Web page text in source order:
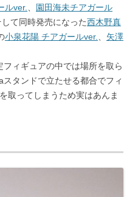
ルver.、
園田海未チアガール
して同時発売になった西木野真
小泉花陽 チアガールver.、 矢澤
ィギュアの中では場所を取ら
タンドで立たせる都合でフィ
取ってしまうため実はあんま